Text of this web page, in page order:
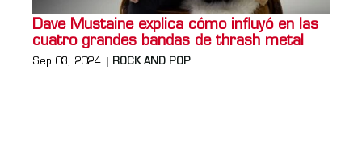
Dave Mustaine explica cómo influyó en las
cuatro grandes bandas de thrash metal
Sep 03, 2024 ROCK AND POP